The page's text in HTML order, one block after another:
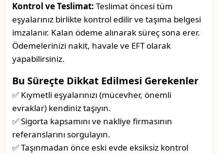
Kontrol ve Teslimat: Teslimat öncesi tüm
eşyalarınız birlikte kontrol edilir ve taşıma belgesi
imzalanır. Kalan ödeme alınarak süreç sona erer.
Ödemelerinizi nakit, havale ve EFT olarak
yapabilirsiniz.
Bu Süreçte Dikkat Edilmesi Gerekenler
✅ Kıymetli eşyalarınızı (mücevher, önemli
evraklar) kendiniz taşıyın.
✅ Sigorta kapsamını ve nakliye firmasının
referanslarını sorgulayın.
✅ Taşınmadan önce eski evde eksiksiz kontrol